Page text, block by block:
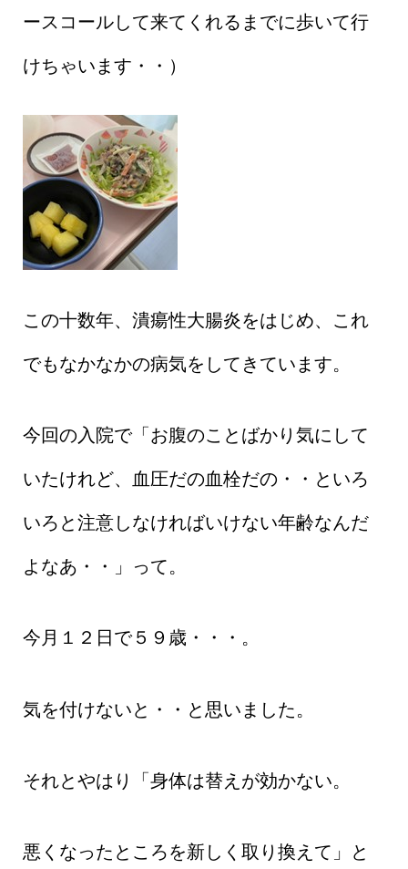
ースコールして来てくれるまでに歩いて行
けちゃいます・・）
この十数年、潰瘍性大腸炎をはじめ、これ
でもなかなかの病気をしてきています。
今回の入院で「お腹のことばかり気にして
いたけれど、血圧だの血栓だの・・といろ
いろと注意しなければいけない年齢なんだ
よなあ・・」って。
今月１２日で５９歳・・・。
気を付けないと・・と思いました。
それとやはり「身体は替えが効かない。
悪くなったところを新しく取り換えて」と